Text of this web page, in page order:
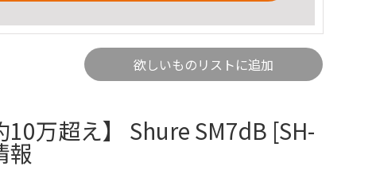
欲しいものリストに追加
10万超え】 Shure SM7dB [SH-
報